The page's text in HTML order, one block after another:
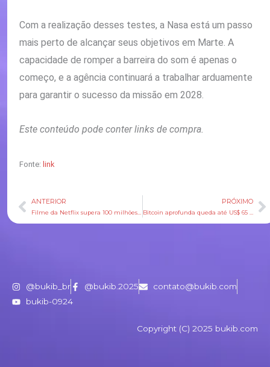
Com a realização desses testes, a Nasa está um passo
mais perto de alcançar seus objetivos em Marte. A
capacidade de romper a barreira do som é apenas o
começo, e a agência continuará a trabalhar arduamente
para garantir o sucesso da missão em 2028.
Este conteúdo pode conter links de compra.
Fonte: link
Anterior
ANTERIOR PRÓXIMO
@bukib_br @bukib.2025
contato@bukib.com
bukib-0924
Copyright (C) 2025 bukib.com